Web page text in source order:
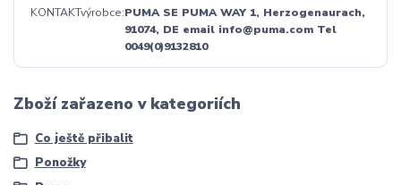
KONTAKTvýrobce PUMA SE PUMA WAY 1, Herzogenaurach,
91074, DE email info@puma.com Tel
0049(0)9132810
Zboží zařazeno v kategoriích
Co ještě přibalit
Ponožky